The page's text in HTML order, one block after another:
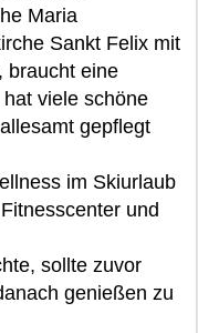
Maria
Sankt Felix mit
braucht eine
viele schöne
gepflegt
im Skiurlaub
und
sollte zuvor
genießen zu